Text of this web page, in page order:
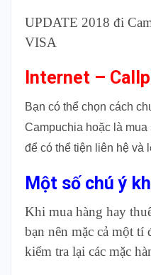
UPDATE 2018 đi
VISA
Internet –
Bạn có thể chọn cách
Campuchia hoặc là
để có thể tiện liên hệ và
Một số chú ý
Khi mua hàng hay
bạn nên mặc cả một tí
kiểm tra lại các mặc